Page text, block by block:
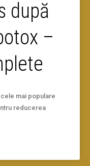
după
–
mai populare
reducerea